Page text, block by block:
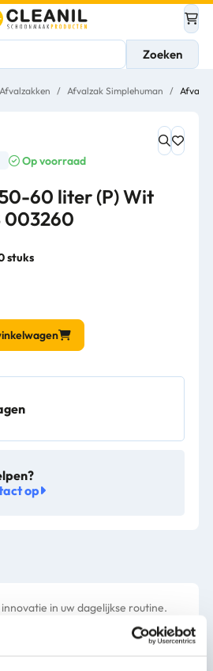
Zoeken
Afvalzakken / Afvalzak Simplehuman /
Op voorraad
60 liter (P) Wit
003260
stuks
op
in uw dagelijkse routine.
met oog voor perfectie: ze
sterk en bieden een
schonere wereld. Geen zorgen